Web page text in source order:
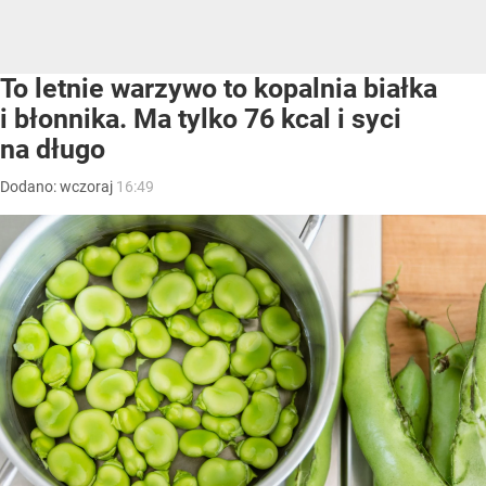
To letnie warzywo to kopalnia białka
i błonnika. Ma tylko 76 kcal i syci
na długo
Dodano:wczoraj 16:49